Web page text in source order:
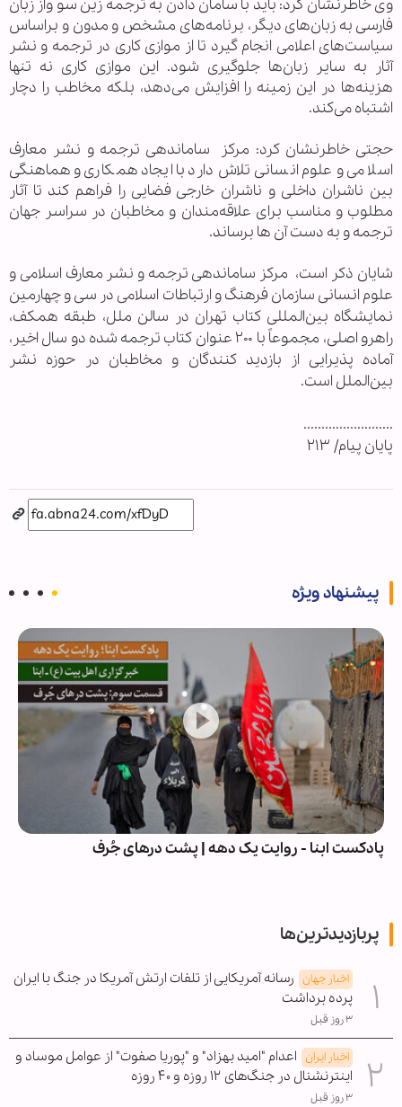
وی خاطرنشان کرد: باید با سامان دادن به ترجمه زین سو واز زبان
فارسی به زبان‌های دیگر، برنامه‌های مشخص و مدون و براساس
سیاست‌های اعلامی انجام گیرد تا از موازی کاری در ترجمه و نشر
آثار به سایر زبان‌ها جلوگیری شود. این موازی کاری نه تنها
هزینه‌ها در این زمینه را افزایش می‌دهد، بلکه مخاطب را دچار
اشتباه می‌کند.
حجتی خاطرنشان کرد: مرکز ساماندهی ترجمه و نشر معارف
اسلامی و علوم انسانی تلاش دارد با ایجاد همکاری و هماهنگی
بین ناشران داخلی و ناشران خارجی فضایی را فراهم کند تا آثار
مطلوب و مناسب برای علاقه‌مندان و مخاطبان در سراسر جهان
ترجمه و به دست آن ها برساند.
شایان ذکر است، مرکز ساماندهی ترجمه و نشر معارف اسلامی و
علوم انسانی سازمان فرهنگ و ارتباطات اسلامی در سی و چهارمین
نمایشگاه بین‌المللی کتاب تهران در سالن ملل، طبقه همکف،
راهرو اصلی، مجموعاً با ۲۰۰ عنوان کتاب ترجمه شده دو سال اخیر،
آماده پذیرایی از بازدید کنندگان و مخاطبان در حوزه نشر
بین‌الملل است.
.........................
پايان پيام/ ۲۱۳
پیشنهاد ویژه
پادکست ابنا - روایت یک دهه | پشت درهای جُرف
پربازدیدترین‌ها
اخبار جهان رسانه آمریکایی از تلفات ارتش آمریکا در جنگ با ایران
پرده برداشت
۳ روز قبل
اخبار ایران اعدام "امید بهزاد" و "پوریا صفوت" از عوامل موساد و
اینترنشنال در جنگ‌های ۱۲ روزه و ۴۰ روزه
۳ روز قبل